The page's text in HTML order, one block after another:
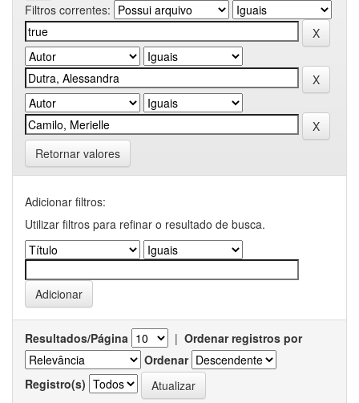
Filtros correntes:
Retornar valores
Adicionar filtros:
Utilizar filtros para refinar o resultado de busca.
Resultados/Página | Ordenar registros por
Ordenar
Registro(s)